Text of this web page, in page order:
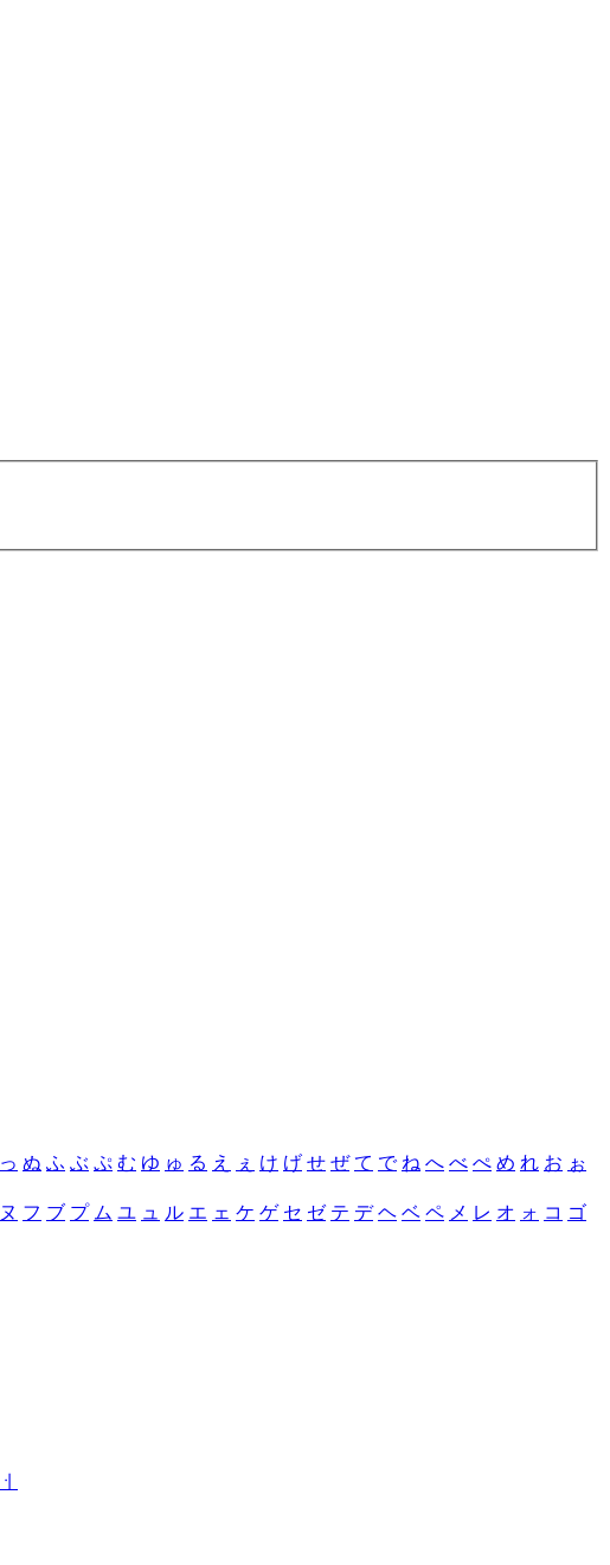
っ ぬ ふ ぶ ぷ む ゆ ゅ る え ぇ け げ せ ぜ て で ね へ べ ぺ め れ お ぉ
ヌ フ ブ プ ム ユ ュ ル エ ェ ケ ゲ セ ゼ テ デ ヘ ベ ペ メ レ オ ォ コ ゴ
ㆎ